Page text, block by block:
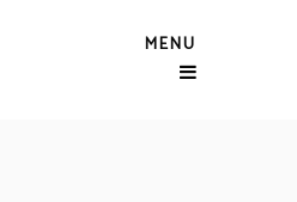
MENU